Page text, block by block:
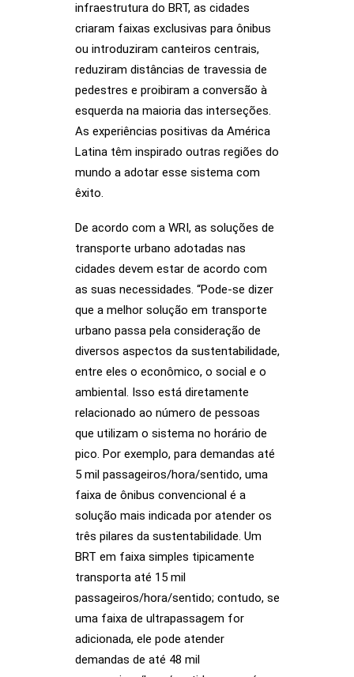
infraestrutura do BRT, as cidades
criaram faixas exclusivas para ônibus
ou introduziram canteiros centrais,
reduziram distâncias de travessia de
pedestres e proibiram a conversão à
esquerda na maioria das interseções.
As experiências positivas da América
Latina têm inspirado outras regiões do
mundo a adotar esse sistema com
êxito.
De acordo com a WRI, as soluções de
transporte urbano adotadas nas
cidades devem estar de acordo com
as suas necessidades. “Pode-se dizer
que a melhor solução em transporte
urbano passa pela consideração de
diversos aspectos da sustentabilidade,
entre eles o econômico, o social e o
ambiental. Isso está diretamente
relacionado ao número de pessoas
que utilizam o sistema no horário de
pico. Por exemplo, para demandas até
5 mil passageiros/hora/sentido, uma
faixa de ônibus convencional é a
solução mais indicada por atender os
três pilares da sustentabilidade. Um
BRT em faixa simples tipicamente
transporta até 15 mil
passageiros/hora/sentido; contudo, se
uma faixa de ultrapassagem for
adicionada, ele pode atender
demandas de até 48 mil